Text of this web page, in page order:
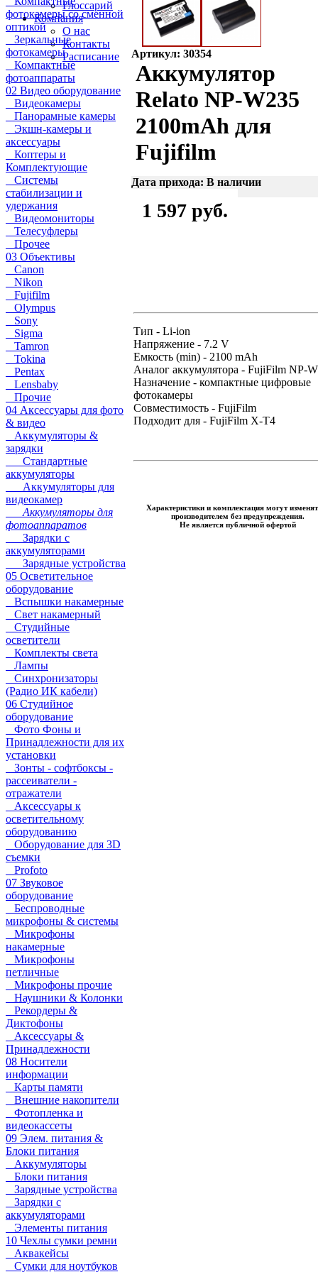
Глоссарий
Компания
О нас
Контакты
Расписание
фотокамеры со сменной
оптикой
Зеркальные
фотокамеры
Компактные
фотоаппараты
02 Видео оборудование
Видеокамеры
Панорамные камеры
Экшн-камеры и
аксессуары
Коптеры и
Комплектующие
Системы
стабилизации и
удержания
Видеомониторы
Телесуфлеры
Прочее
03 Объективы
Canon
Nikon
Fujifilm
Olympus
Sony
Sigma
Tamron
Tokina
Pentax
Lensbaby
Прочие
04 Аксессуары для фото
& видео
Аккумуляторы &
зарядки
Стандартные
аккумуляторы
Аккумуляторы для
видеокамер
Аккумуляторы для
фотоаппаратов
Зарядки с
аккумуляторами
Зарядные устройства
05 Осветительное
оборудование
Вспышки накамерные
Свет накамерный
Студийные
осветители
Комплекты света
Лампы
Синхронизаторы
(Радио ИК кабели)
06 Студийное
оборудование
Фото Фоны и
Принадлежности для их
установки
Зонты - софтбоксы -
рассеиватели -
отражатели
Аксессуары к
осветительному
оборудованию
Оборудование для 3D
съемки
Profoto
07 Звуковое
оборудование
Беспроводные
микрофоны & системы
Микрофоны
накамерные
Микрофоны
петличные
Микрофоны прочие
Наушники & Колонки
Рекордеры &
Диктофоны
Аксессуары &
Принадлежности
08 Носители
информации
Карты памяти
Внешние накопители
Фотопленка и
видеокассеты
09 Элем. питания &
Блоки питания
Аккумуляторы
Блоки питания
Зарядные устройства
Зарядки с
аккумуляторами
Элементы питания
10 Чехлы сумки ремни
Аквакейсы
Сумки для ноутбуков
Артикул: 30354
Аккумулятор
Relato NP-W235
2100mAh для
Fujifilm
Дата прихода: В наличии
1 597 руб.
Тип - Li-ion
Напряжение - 7.2 V
Емкость (min) - 2100 mAh
Аналог аккумулятора - FujiFilm NP-
Назначение - компактные цифровые
фотокамеры
Совместимость - FujiFilm
Подходит для - FujiFilm X-T4
Характеристики и комплектация могут
производителем без предупреждения.
Не является публичной офертой